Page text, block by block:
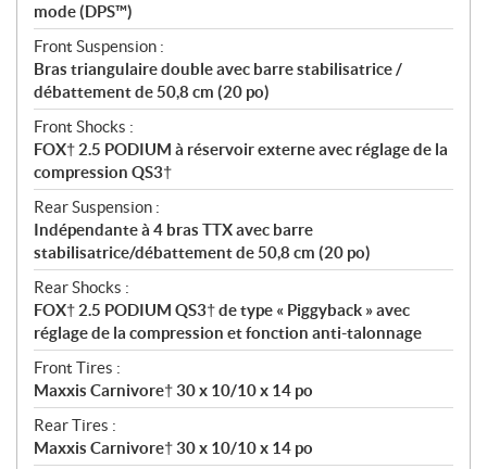
mode (DPS™)
Front Suspension :
Bras triangulaire double avec barre stabilisatrice /
débattement de 50,8 cm (20 po)
Front Shocks :
FOX† 2.5 PODIUM à réservoir externe avec réglage de la
compression QS3†
Rear Suspension :
Indépendante à 4 bras TTX avec barre
stabilisatrice/débattement de 50,8 cm (20 po)
Rear Shocks :
FOX† 2.5 PODIUM QS3† de type « Piggyback » avec
réglage de la compression et fonction anti-talonnage
Front Tires :
Maxxis Carnivore† 30 x 10/10 x 14 po
Rear Tires :
Maxxis Carnivore† 30 x 10/10 x 14 po